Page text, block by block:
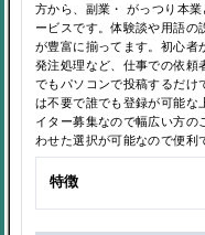
方から、副業・ がっつり本
ービスです。体験談や用語の
が豊富に揃ってます。初心者
発注処理など、仕事での依頼
でもパソコンで投稿するだけ
は不要で誰でも登録が可能な
イター募集なので幅広い方の
わせた選択が可能なので便利
特徴